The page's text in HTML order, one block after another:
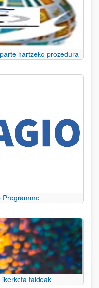
hartzeko prozedura
Programme
ikerketa taldeak